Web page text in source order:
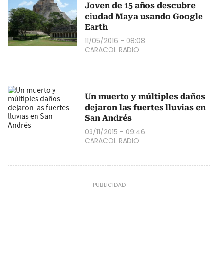
Joven de 15 años descubre
ciudad Maya usando Google
Earth
11/05/2016 - 08:08
CARACOL RADIO
Un muerto y múltiples daños
dejaron las fuertes lluvias en
San Andrés
03/11/2015 - 09:46
CARACOL RADIO